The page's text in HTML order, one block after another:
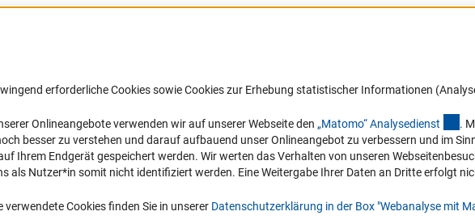
Design
mit Behinderungen
Erklärung zur Barrierefreiheit
Barriere melden
in Ihr Mailpostfach oder schauen
die Ausgaben online an.
Zum Newsletter
erforderliche Cookies sowie Cookies zur Erhebung statistischer Informationen
Onlineangebote verwenden wir auf unserer Webseite den „Matomo“ Analysedienst
.
besser zu verstehen und darauf aufbauend unser Onlineangebot zu verbessern und im
Ihrem Endgerät gespeichert werden. Wir werten das Verhalten von unseren
als Nutzer*in somit nicht identifiziert werden. Eine Weitergabe Ihrer Daten an Dritte erfolgt
Cookies finden Sie in unserer Datenschutzerklärung in der Box "Webanalyse mit